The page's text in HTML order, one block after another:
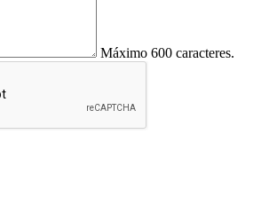
Máximo 600 caracteres.